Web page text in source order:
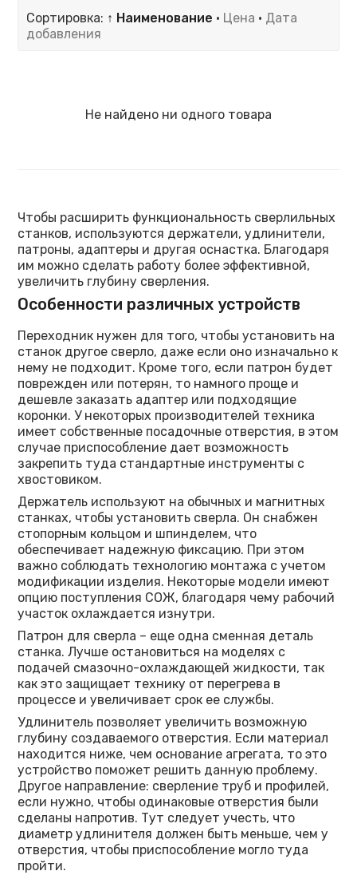
Сортировка: ↑ Наименование · Цена · Дата
добавления
Не найдено ни одного товара
Чтобы расширить функциональность сверлильных
станков, используются держатели, удлинители,
патроны, адаптеры и другая оснастка. Благодаря
им можно сделать работу более эффективной,
увеличить глубину сверления.
Особенности различных устройств
Переходник нужен для того, чтобы установить на
станок другое сверло, даже если оно изначально к
нему не подходит. Кроме того, если патрон будет
поврежден или потерян, то намного проще и
дешевле заказать адаптер или подходящие
коронки. У некоторых производителей техника
имеет собственные посадочные отверстия, в этом
случае приспособление дает возможность
закрепить туда стандартные инструменты с
хвостовиком.
Держатель используют на обычных и магнитных
станках, чтобы установить сверла. Он снабжен
стопорным кольцом и шпинделем, что
обеспечивает надежную фиксацию. При этом
важно соблюдать технологию монтажа с учетом
модификации изделия. Некоторые модели имеют
опцию поступления СОЖ, благодаря чему рабочий
участок охлаждается изнутри.
Патрон для сверла – еще одна сменная деталь
станка. Лучше остановиться на моделях с
подачей смазочно-охлаждающей жидкости, так
как это защищает технику от перегрева в
процессе и увеличивает срок ее службы.
Удлинитель позволяет увеличить возможную
глубину создаваемого отверстия. Если материал
находится ниже, чем основание агрегата, то это
устройство поможет решить данную проблему.
Другое направление: сверление труб и профилей,
если нужно, чтобы одинаковые отверстия были
сделаны напротив. Тут следует учесть, что
диаметр удлинителя должен быть меньше, чем у
отверстия, чтобы приспособление могло туда
пройти.